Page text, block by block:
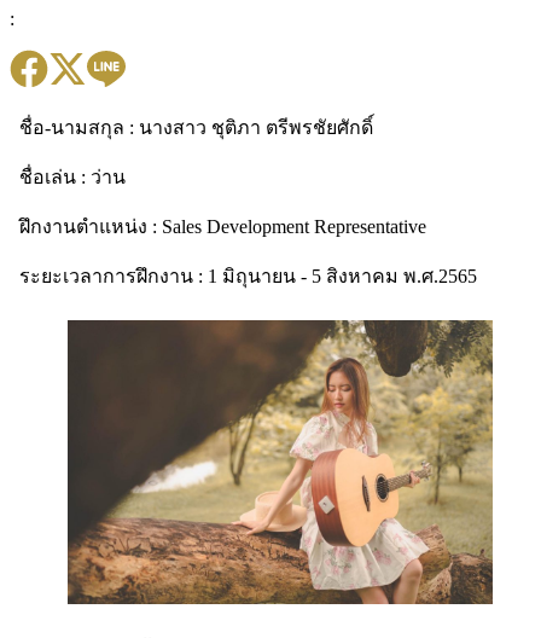
:
ชื่อ-นามสกุล : นางสาว ชุติภา ตรีพรชัยศักดิ์
ชื่อเล่น : ว่าน
ฝึกงานตำแหน่ง : Sales Development Representative
ระยะเวลาการฝึกงาน : 1 มิถุนายน - 5 สิงหาคม พ.ศ.2565